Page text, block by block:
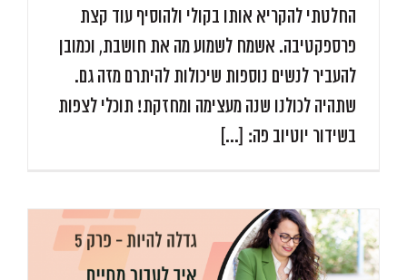
החלטתי להקריא אותו בקולי ולהוסיף עוד קצת
פרספקטיבה. אשמח לשמוע מה את חושבת, וכמובן
להעביר לנשים נוספות שיכולות להיתרם מזה גם.
שתהיה לכולנו שנה מעצימה ומחזקת! תוכלי לצפות
בשידור יוטיוב פה: [...]